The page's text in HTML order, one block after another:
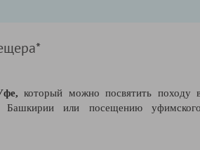
который можно посвятить походу
Башкирии или посещению у